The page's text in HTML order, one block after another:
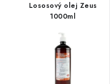
Lososový olej Zeus
1000ml